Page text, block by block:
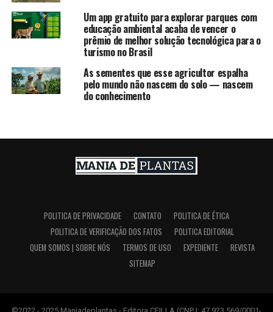
Um app gratuito para explorar parques com
educação ambiental acaba de vencer o
prêmio de melhor solução tecnológica para o
turismo no Brasil
As sementes que esse agricultor espalha
pelo mundo não nascem do solo — nascem
do conhecimento
POLITICA DE PRIVACIDADE CONTATO
POLITICA DE ÉTICA
POLITICA DE VERIFICAÇÃO DOS FATOS
POLITICA EDITORIAL
QUEM SOMOS | SOBRE NÓS
TERMOS DE USO EXPEDIENTE
REVISTA
SITEMAP